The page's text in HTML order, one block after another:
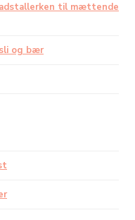
til mættende
og bær